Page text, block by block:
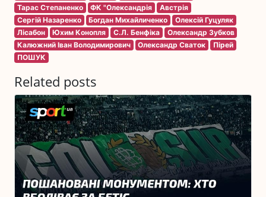
Тарас Степаненко
ФК "Олександрія
Австрія
Сергій Назаренко
Богдан Михайличенко
Олексій Гуцуляк
Лісабон
Юхим Конопля С.Л. Бенфіка
Олександр Зубков
Калюжний Іван Володимирович
Олександр Сваток
Пірей
ПОШУК
Related posts